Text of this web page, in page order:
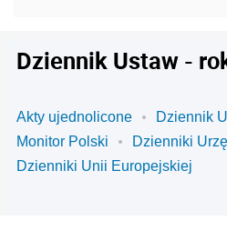
Dziennik Ustaw -
Akty ujednolicone
Dziennik
Monitor Polski
Dzienniki
Dzienniki Unii Europejskiej